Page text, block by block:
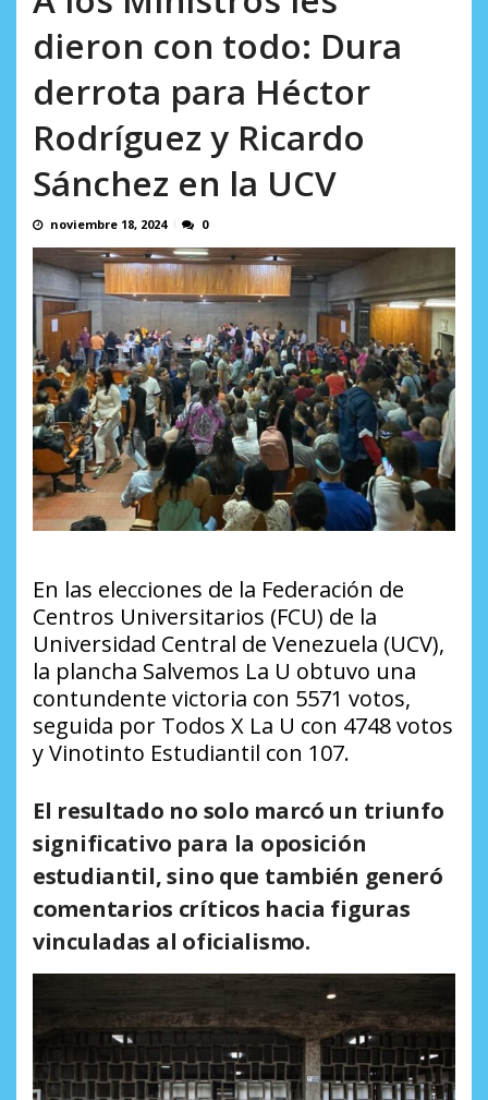
dieron con todo: Dura
derrota para Héctor
Rodríguez y Ricardo
Sánchez en la UCV
noviembre 18, 2024 0
En las elecciones de la Federación de
Centros Universitarios (FCU) de la
Universidad Central de Venezuela (UCV),
la plancha Salvemos La U obtuvo una
contundente victoria con 5571 votos,
seguida por Todos X La U con 4748 votos
y Vinotinto Estudiantil con 107.
El resultado no solo marcó un triunfo
significativo para la oposición
estudiantil, sino que también generó
comentarios críticos hacia figuras
vinculadas al oficialismo.